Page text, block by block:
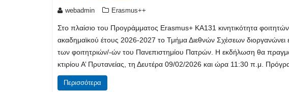
webadmin Erasmus++
Στο πλαίσιο του Προγράμματος Erasmus+ ΚΑ131 κινητικότητα
ακαδημαϊκού έτους 2026-2027 το Τμήμα Διεθνών Σχέσεων
των φοιτητριών/-ών του Πανεπιστημίου Πατρών. Η εκδήλωση θα
κτιρίου Α’ Πρυτανείας, τη Δευτέρα 09/02/2026 και ώρα 11:30 π.μ.
Περισσότερα